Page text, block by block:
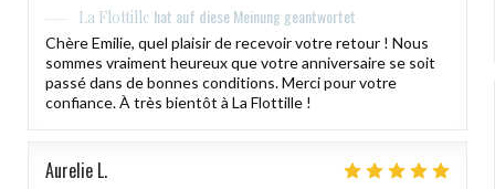
La Flottille hat auf diese Meinung geantwortet
Chère Emilie, quel plaisir de recevoir votre retour ! Nous
sommes vraiment heureux que votre anniversaire se soit
passé dans de bonnes conditions. Merci pour votre
confiance. À très bientôt à La Flottille !
Aurelie L